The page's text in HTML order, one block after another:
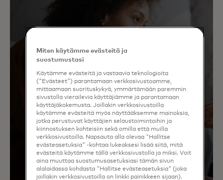
Miten käytämme evästeitä ja
suostumustasi
Käytämme evästeitä ja vastaavia teknologioita
("Evästeet") parantamaan verkkosivustoamme,
mittaamaan suorituskykyä, ymmärtämään paremmin
sivustolla vierailevia käyttäjiämme ja parantamaan
käyttäjäkokemusta. Joillakin verkkosivustoilla
käytämme evästeitä myös näyttääksemme mainoksia,
jotka perustuvat käyttäjien selaustoimintoihin ja
kiinnostuksen kohteisiin sekä omilla että muilla
verkkosivustoilla. Napsauta alla olevaa "Hallitse
evästeasetuksia" -kohtaa lukeaksesi lisää siitä, mitä
evästeitä käytämme tällä verkkosivustolla ja miksi. Voit
aina muuttaa suostumusasetuksiasi tämän sivun
alalaidassa kohdasta "Hallitse evästeasetuksia" (joka
joillakin verkkosivustoilla on linkki painikkeen sijaan).